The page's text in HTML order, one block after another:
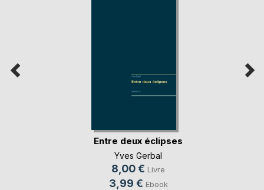
Entre deux éclipses
Yves Gerbal
8,00 € Livre
3,99 € Ebook